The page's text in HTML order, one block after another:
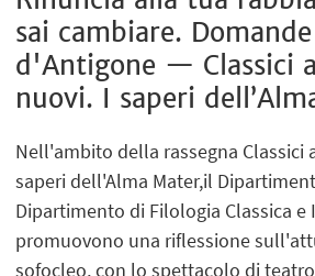
sai cambiare.
d'Antigone — Classici
nuovi. I saperi
Nell'ambito della rassegna Classici
saperi dell'Alma Mater,il
Dipartimento di Filologia Classica e
promuovono una riflessione
sofocleo, con lo spettacolo di